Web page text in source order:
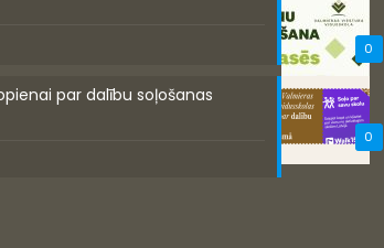
0
0
par dalību soļošanas